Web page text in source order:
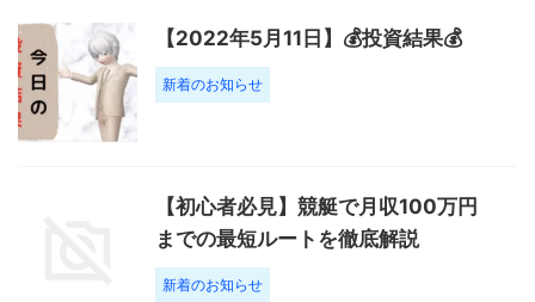
【2022年5月11日】💰投資結果💰
新着のお知らせ
【初心者必見】競艇で月収100万円
までの最短ルートを徹底解説
新着のお知らせ